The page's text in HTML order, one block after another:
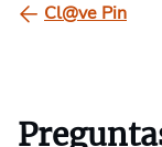
Cl@ve Pin